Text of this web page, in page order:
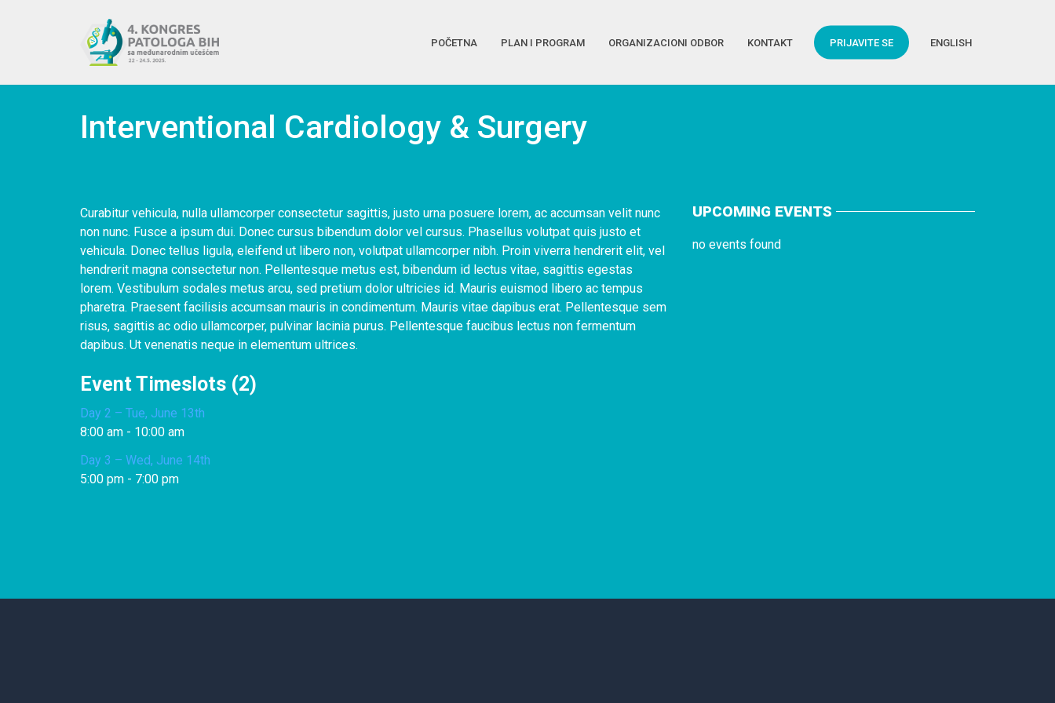
POČETNA PLAN I PROGRAM ORGANIZACIONI ODBOR KONTAKT PRIJAVITE SE ENGLISH
Interventional Cardiology & Surgery
Curabitur vehicula, nulla ullamcorper consectetur sagittis, justo urna posuere lorem, ac accumsan velit nunc
non nunc. Fusce a ipsum dui. Donec cursus bibendum dolor vel cursus. Phasellus volutpat quis justo et
vehicula. Donec tellus ligula, eleifend ut libero non, volutpat ullamcorper nibh. Proin viverra hendrerit elit, vel
hendrerit magna consectetur non. Pellentesque metus est, bibendum id lectus vitae, sagittis egestas
lorem. Vestibulum sodales metus arcu, sed pretium dolor ultricies id. Mauris euismod libero ac tempus
pharetra. Praesent facilisis accumsan mauris in condimentum. Mauris vitae dapibus erat. Pellentesque sem
risus, sagittis ac odio ullamcorper, pulvinar lacinia purus. Pellentesque faucibus lectus non fermentum
dapibus. Ut venenatis neque in elementum ultrices.
Event Timeslots (2)
Day 2 – Tue, June 13th
8:00 am - 10:00 am
Day 3 – Wed, June 14th
5:00 pm - 7:00 pm
UPCOMING EVENTS
no events found